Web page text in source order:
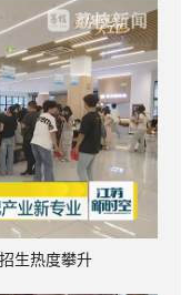
生热度攀升